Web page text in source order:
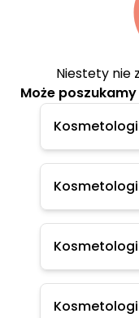
Niestety nie
Może